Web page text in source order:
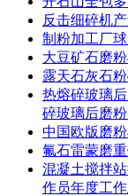
反击细碎机
制粉加工厂
大豆矿石磨
露天石灰石
热熔碎玻璃
碎玻璃后磨
中国欧版磨
氟石雷蒙磨
混凝土搅拌
作员年度工